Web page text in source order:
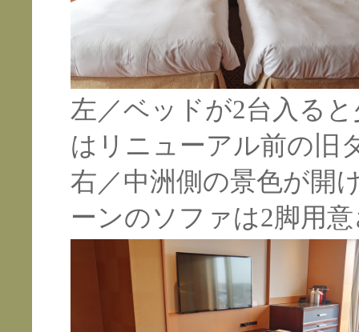
左／ベッドが2台入る
はリニューアル前の旧
右／中洲側の景色が開
ーンのソファは2脚用